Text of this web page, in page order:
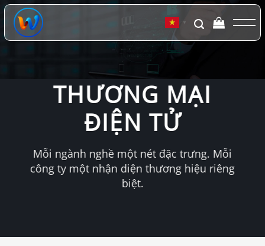
Chuyển
đến
dung
▼
THƯƠNG MẠI
ĐIỆN TỬ
Mỗi ngành nghề một nét đặc trưng. Mỗi
công ty một nhận diện thương hiệu riêng
biệt.